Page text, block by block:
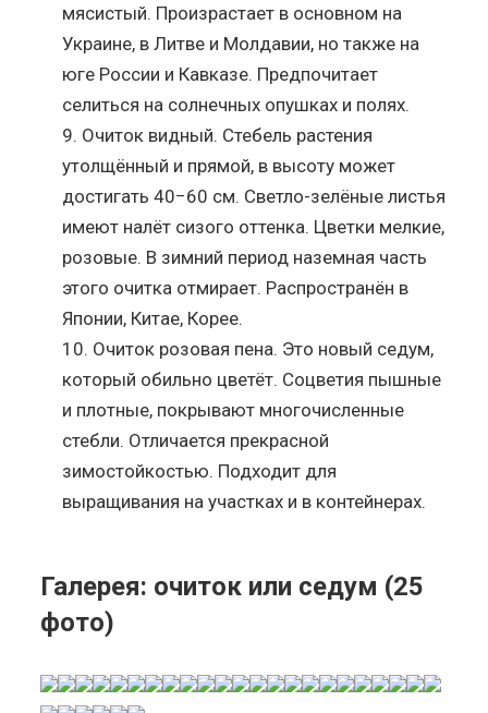
мясистый. Произрастает в основном на
Украине, в Литве и Молдавии, но также на
юге России и Кавказе. Предпочитает
селиться на солнечных опушках и полях.
Очиток видный. Стебель растения
утолщённый и прямой, в высоту может
достигать 40−60 см. Светло-зелёные листья
имеют налёт сизого оттенка. Цветки мелкие,
розовые. В зимний период наземная часть
этого очитка отмирает. Распространён в
Японии, Китае, Корее.
Очиток розовая пена. Это новый седум,
который обильно цветёт. Соцветия пышные
и плотные, покрывают многочисленные
стебли. Отличается прекрасной
зимостойкостью. Подходит для
выращивания на участках и в контейнерах.
Галерея: очиток или седум (25
фото)